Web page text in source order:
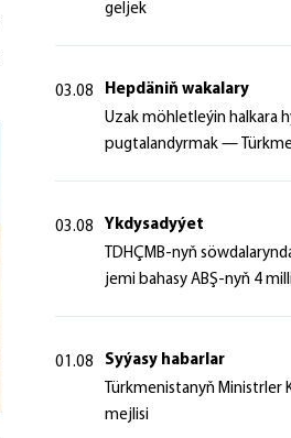
geljek
03.08
Hepdäniň wakalary
Uzak möhletleýin halkara
pugtalandyrmak —
03.08
Ykdysadyýet
TDHÇMB-nyň
jemi bahasy ABŞ-nyň 4
01.08
Syýasy habarlar
Türkmenistanyň Ministrler
mejlisi